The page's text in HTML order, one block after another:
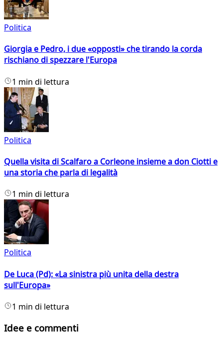
Politica
Giorgia e Pedro, i due «opposti» che tirando la corda
rischiano di spezzare l'Europa
1 min di lettura
Politica
Quella visita di Scalfaro a Corleone insieme a don Ciotti e
una storia che parla di legalità
1 min di lettura
Politica
De Luca (Pd): «La sinistra più unita della destra
sull'Europa»
1 min di lettura
Idee e commenti